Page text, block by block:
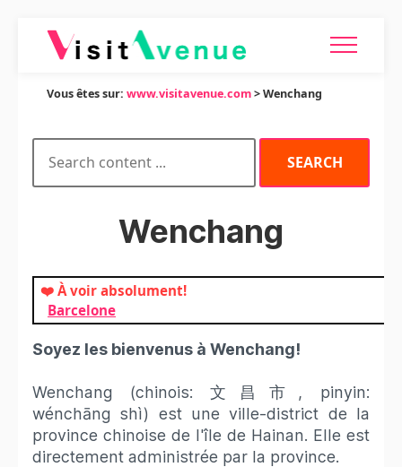
Vous êtes sur: www.visitavenue.com> Wenchang
Wenchang
❤️ À voir absolument!
Barcelone
Soyez les bienvenus à Wenchang!
Wenchang (chinois: 文昌市, pinyin:
wénchāng shì) est une ville-district de la
province chinoise de l'île de Hainan. Elle est
directement administrée par la province.